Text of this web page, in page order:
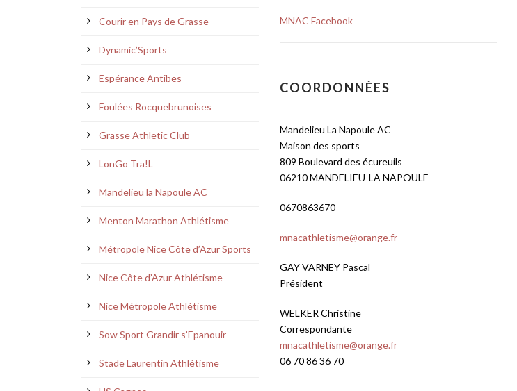
MNAC Facebook
COORDONNÉES
Mandelieu La Napoule AC
Maison des sports
809 Boulevard des écureuils
06210 MANDELIEU-LA NAPOULE
0670863670
mnacathletisme@orange.fr
GAY VARNEY Pascal
Président
WELKER Christine
Correspondante
mnacathletisme@orange.fr
06 70 86 36 70
Courir en Pays de Grasse
Dynamic’Sports
Espérance Antibes
Foulées Rocquebrunoises
Grasse Athletic Club
LonGo Tra!L
Mandelieu la Napoule AC
Menton Marathon Athlétisme
Métropole Nice Côte d’Azur Sports
Nice Côte d’Azur Athlétisme
Nice Métropole Athlétisme
Sow Sport Grandir s’Epanouir
Stade Laurentin Athlétisme